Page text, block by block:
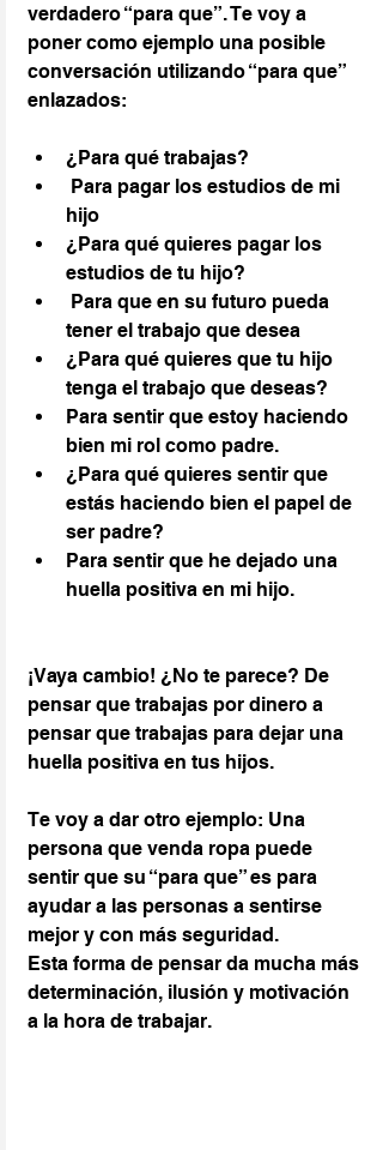
verdadero “para que”. Te voy a
poner como ejemplo una posible
conversación utilizando “para que”
enlazados:
¿Para qué trabajas?
Para pagar los estudios de mi
hijo
¿Para qué quieres pagar los
estudios de tu hijo?
Para que en su futuro pueda
tener el trabajo que desea
¿Para qué quieres que tu hijo
tenga el trabajo que deseas?
Para sentir que estoy haciendo
bien mi rol como padre.
¿Para qué quieres sentir que
estás haciendo bien el papel de
ser padre?
Para sentir que he dejado una
huella positiva en mi hijo.
¡Vaya cambio! ¿No te parece? De
pensar que trabajas por dinero a
pensar que trabajas para dejar una
huella positiva en tus hijos.
Te voy a dar otro ejemplo: Una
persona que venda ropa puede
sentir que su “para que” es para
ayudar a las personas a sentirse
mejor y con más seguridad.
Esta forma de pensar da mucha más
determinación, ilusión y motivación
a la hora de trabajar.